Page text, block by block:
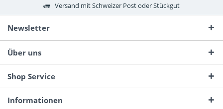
Versand mit Schweizer Post oder Stückgut
Newsletter
Über uns
Shop Service
Informationen